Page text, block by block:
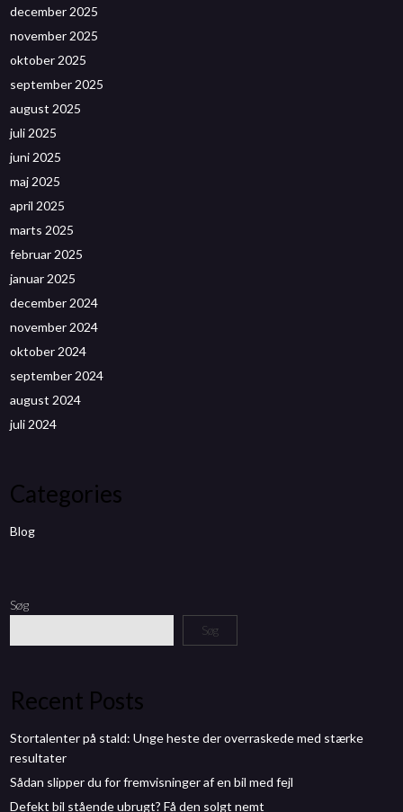
december 2025
november 2025
oktober 2025
september 2025
august 2025
juli 2025
juni 2025
maj 2025
april 2025
marts 2025
februar 2025
januar 2025
december 2024
november 2024
oktober 2024
september 2024
august 2024
juli 2024
Categories
Blog
Søg
Søg
Recent Posts
Stortalenter på stald: Unge heste der overraskede med stærke
resultater
Sådan slipper du for fremvisninger af en bil med fejl
Defekt bil stående ubrugt? Få den solgt nemt